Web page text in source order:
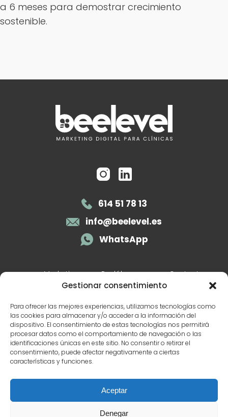
Gestionar consentimiento
Para ofrecer las mejores experiencias, utilizamos tecnologías como
las cookies para almacenar y/o acceder a la información del
dispositivo. El consentimiento de estas tecnologías nos permitirá
procesar datos como el comportamiento de navegación o las
identificaciones únicas en este sitio. No consentir o retirar el
consentimiento, puede afectar negativamente a ciertas
características y funciones.
Aceptar
Denegar
a 6 meses para demostrar crecimiento
sostenible.
614 51 78 13
info@beelevel.es
WhatsApp
Marketing para Podólogos
Marketing para nutricionistas
Marketing digital para fisioterapeutas
Especialidades
Contacto
Seo local para clínicas de Nutrición
¿Cómo mejorar el SEO Local de tu clínica de
Guía Seo local Fisioterapeutas